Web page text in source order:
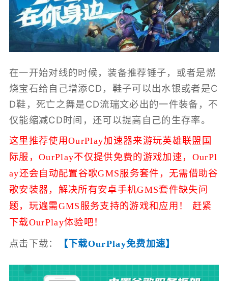
在一开始对线的时候，装备推荐锤子，或者是燃
烧宝石给自己增添CD，鞋子可以出水银或者是C
D鞋，死亡之舞是CD流瑞文必出的一件装备，不
仅能缩减CD时间，还可以提高自己的生存率。
这里推荐使用OurPlay加速器来游玩英雄联盟国
际服， OurPlay不仅提供免费的游戏加速， OurPl
ay还会自动配置谷歌GMS服务套件，无需借助谷
歌安装器，解决所有安卓手机GMS套件缺失问
题，玩遍需GMS服务支持的游戏和应用！ 赶紧
下载OurPlay体验吧！
点击下载： 【下载OurPlay免费加速】